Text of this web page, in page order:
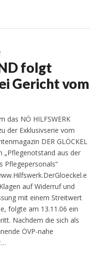
folgt
Gericht vom
das NÖ HILFSWERK
der Exklusivserie vom
DER GLÖCKEL
„Pflegenotstand aus der
Pflegepersonals“
auf Widerruf und
mit einem Streitwert
folgte am 13.11.06 ein
Nachdem die sich als
ÖVP-nahe